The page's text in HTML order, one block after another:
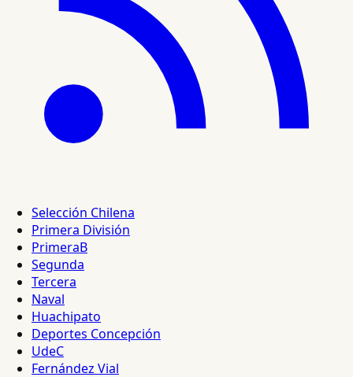
Selección Chilena
Primera División
PrimeraB
Segunda
Tercera
Naval
Huachipato
Deportes Concepción
UdeC
Fernández Vial